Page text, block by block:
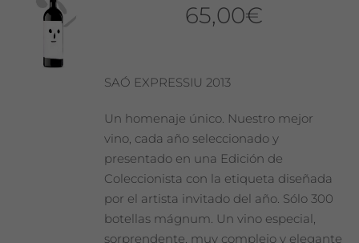
65,00€
SAÓ EXPRESSIU 2013
Un homenaje único. Nuestro mejor
vino, cada año seleccionado y
presentado en una Edición de
Coleccionista con la etiqueta diseñada
por el artista invitado del año. Sólo 300
botellas mágnum. Un vino especial,
sorprendente, muy complejo y elegante